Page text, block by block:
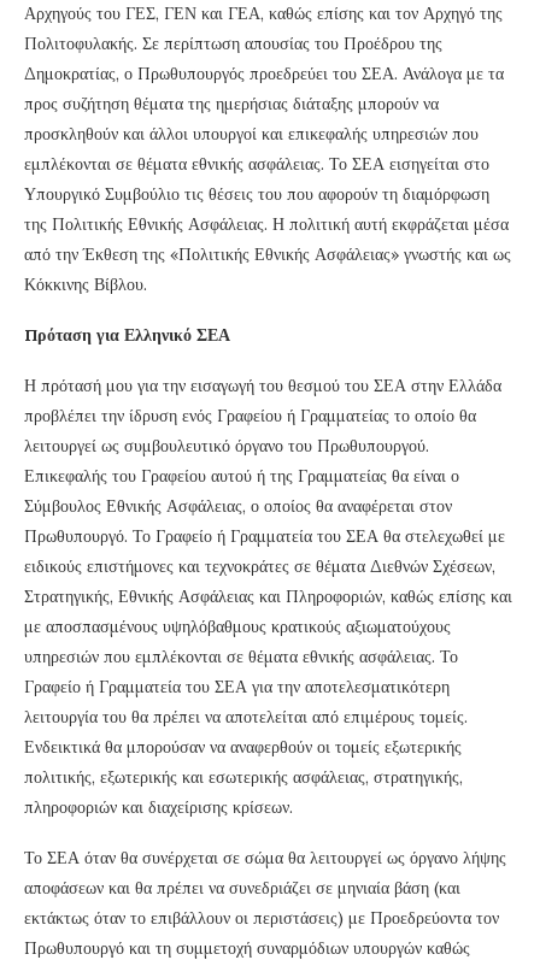
Αρχηγούς του ΓΕΣ, ΓΕΝ και ΓΕΑ, καθώς επίσης και τον Αρχηγό της
Πολιτοφυλακής. Σε περίπτωση απουσίας του Προέδρου της
Δημοκρατίας, ο Πρωθυπουργός προεδρεύει του ΣΕΑ. Ανάλογα με τα
προς συζήτηση θέματα της ημερήσιας διάταξης μπορούν να
προσκληθούν και άλλοι υπουργοί και επικεφαλής υπηρεσιών που
εμπλέκονται σε θέματα εθνικής ασφάλειας. Το ΣΕΑ εισηγείται στο
Υπουργικό Συμβούλιο τις θέσεις του που αφορούν τη διαμόρφωση
της Πολιτικής Εθνικής Ασφάλειας. Η πολιτική αυτή εκφράζεται μέσα
από την Έκθεση της «Πολιτικής Εθνικής Ασφάλειας» γνωστής και ως
Κόκκινης Βίβλου.
Πρόταση για Ελληνικό ΣΕΑ
Η πρότασή μου για την εισαγωγή του θεσμού του ΣΕΑ στην Ελλάδα
προβλέπει την ίδρυση ενός Γραφείου ή Γραμματείας το οποίο θα
λειτουργεί ως συμβουλευτικό όργανο του Πρωθυπουργού.
Επικεφαλής του Γραφείου αυτού ή της Γραμματείας θα είναι ο
Σύμβουλος Εθνικής Ασφάλειας, ο οποίος θα αναφέρεται στον
Πρωθυπουργό. Το Γραφείο ή Γραμματεία του ΣΕΑ θα στελεχωθεί με
ειδικούς επιστήμονες και τεχνοκράτες σε θέματα Διεθνών Σχέσεων,
Στρατηγικής, Εθνικής Ασφάλειας και Πληροφοριών, καθώς επίσης και
με αποσπασμένους υψηλόβαθμους κρατικούς αξιωματούχους
υπηρεσιών που εμπλέκονται σε θέματα εθνικής ασφάλειας. Το
Γραφείο ή Γραμματεία του ΣΕΑ για την αποτελεσματικότερη
λειτουργία του θα πρέπει να αποτελείται από επιμέρους τομείς.
Ενδεικτικά θα μπορούσαν να αναφερθούν οι τομείς εξωτερικής
πολιτικής, εξωτερικής και εσωτερικής ασφάλειας, στρατηγικής,
πληροφοριών και διαχείρισης κρίσεων.
Το ΣΕΑ όταν θα συνέρχεται σε σώμα θα λειτουργεί ως όργανο λήψης
αποφάσεων και θα πρέπει να συνεδριάζει σε μηνιαία βάση (και
εκτάκτως όταν το επιβάλλουν οι περιστάσεις) με Προεδρεύοντα τον
Πρωθυπουργό και τη συμμετοχή συναρμόδιων υπουργών καθώς